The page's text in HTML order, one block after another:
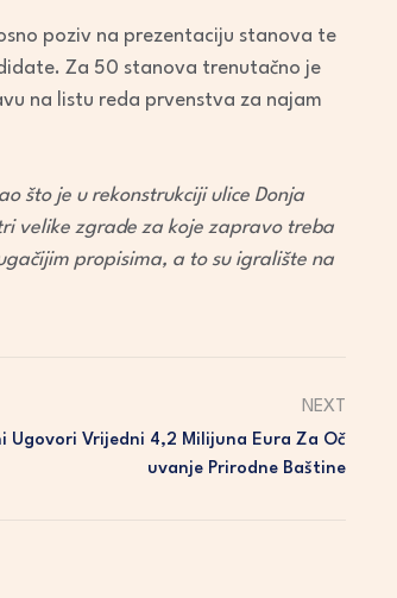
poziv na prezentaciju stanova te
Za 50 stanova trenutačno je
na listu reda prvenstva za najam
što je u rekonstrukciji ulice Donja
velike zgrade za koje zapravo treba
propisima, a to su igralište na
NEXT
Ugovori Vrijedni 4,2 Milijuna Eura Za Oč
Uvanje Prirodne Baštine